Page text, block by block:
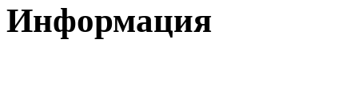
Информация